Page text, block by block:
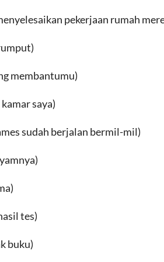
pekerjaan rumah
membantumu)
saya)
sudah berjalan bermil-mil)
tes)
buku)